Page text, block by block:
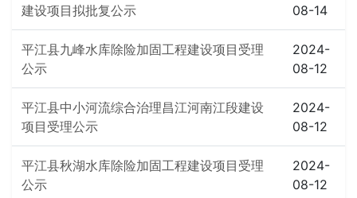
建设项目拟批复公示
08-14
平江县九峰水库除险加固工程建设项目受理
公示
2024-
08-12
平江县中小河流综合治理昌江河南江段建设
项目受理公示
2024-
08-12
平江县秋湖水库除险加固工程建设项目受理
公示
2024-
08-12